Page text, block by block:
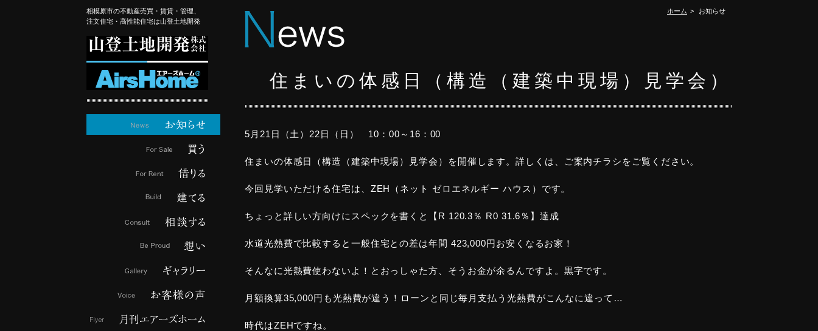
相模原市の不動産売買・賃貸・管理、
注文住宅・高性能住宅は山登土地開発
ホーム お知らせ
住まいの体感日（構造（建築中現場）見学会）
5月21日（土）22日（日） 10：00～16：00
住まいの体感日（構造（建築中現場）見学会）を開催します。詳しくは、ご案内チラシをご覧ください。
今回見学いただける住宅は、ZEH（ネット ゼロエネルギー ハウス）です。
ちょっと詳しい方向けにスペックを書くと【R 120.3％ R0 31.6％】達成
水道光熱費で比較すると一般住宅との差は年間 423,000円お安くなるお家！
そんなに光熱費使わないよ！とおっしゃた方、そうお金が余るんですよ。黒字です。
月額換算35,000円も光熱費が違う！ローンと同じ毎月支払う光熱費がこんなに違って…
時代はZEHですね。